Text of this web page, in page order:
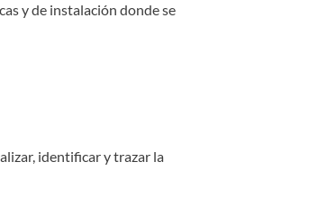
y de instalación donde se
identificar y trazar la